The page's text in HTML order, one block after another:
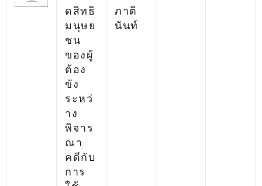
ดสิทธิ
มนุษย
ชน
ของผู้
ต้อง
ขัง
ระหว่
าง
พิจาร
ณา
คดีกับ
การ
ภาติ
นันท์